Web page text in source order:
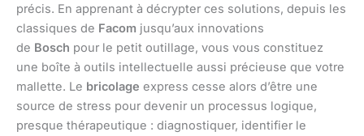
précis. En apprenant à décrypter ces solutions, depuis les
classiques de Facom jusqu’aux innovations
de Bosch pour le petit outillage, vous vous constituez
une boîte à outils intellectuelle aussi précieuse que votre
mallette. Le bricolage express cesse alors d’être une
source de stress pour devenir un processus logique,
presque thérapeutique : diagnostiquer, identifier le